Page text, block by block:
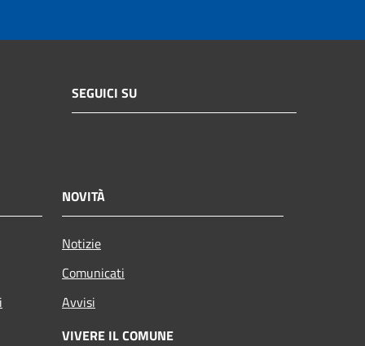
SEGUICI SU
NOVITÀ
Notizie
Comunicati
Avvisi
VIVERE IL COMUNE